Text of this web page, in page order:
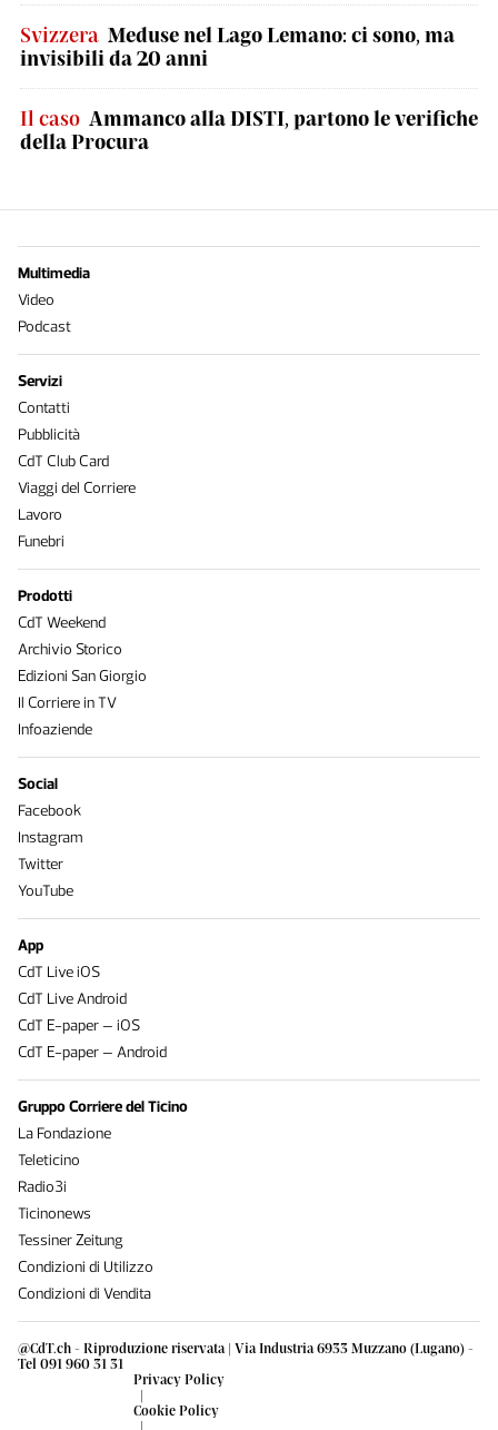
Svizzera Meduse nel Lago Lemano: ci sono, ma
invisibili da 20 anni
Il caso Ammanco alla DISTI, partono le verifiche
della Procura
@CdT.ch - Riproduzione riservata | Via Industria 6933 Muzzano (Lugano) -
Tel 091 960 31 31
Privacy Policy
|
Cookie Policy
|
Multimedia
Video
Podcast
Servizi
Contatti
Pubblicità
CdT Club Card
Viaggi del Corriere
Lavoro
Funebri
Prodotti
CdT Weekend
Archivio Storico
Edizioni San Giorgio
Il Corriere in TV
Infoaziende
Social
Facebook
Instagram
Twitter
YouTube
App
CdT Live iOS
CdT Live Android
CdT E-paper – iOS
CdT E-paper – Android
Gruppo Corriere del Ticino
La Fondazione
Teleticino
Radio3i
Ticinonews
Tessiner Zeitung
Condizioni di Utilizzo
Condizioni di Vendita